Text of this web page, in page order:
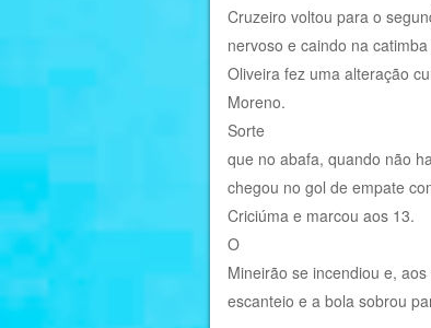
Cruzeiro voltou para o
nervoso e caindo na
Oliveira fez uma alteração
Moreno.
Sorte
que no abafa, quando não
chegou no gol de empate
Criciúma e marcou aos 13.
O
Mineirão se incendiou e,
escanteio e a bola sobrou